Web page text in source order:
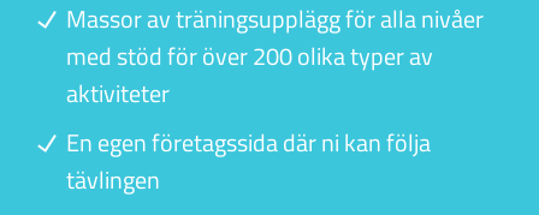
Massor av träningsupplägg för alla nivåer
med stöd för över 200 olika typer av
aktiviteter
En egen företagssida där ni kan följa
tävlingen